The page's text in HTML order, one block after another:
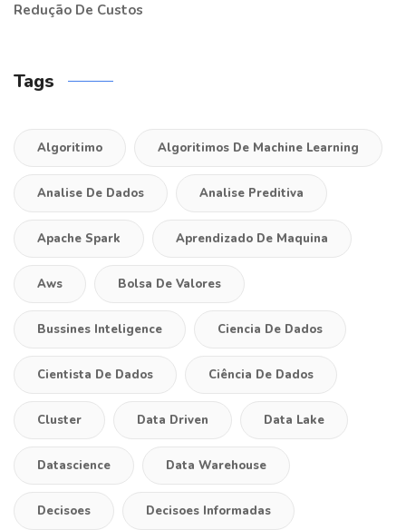
Redução De Custos
Tags
Algoritimo Algoritimos De Machine Learning
Analise De Dados Analise Preditiva
Apache Spark Aprendizado De Maquina
Aws Bolsa De Valores
Bussines Inteligence Ciencia De Dados
Cientista De Dados Ciência De Dados
Cluster Data Driven Data Lake
Datascience Data Warehouse
Decisoes Decisoes Informadas